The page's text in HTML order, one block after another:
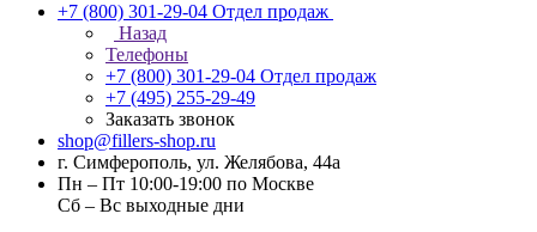
+7 (800) 301-29-04 Отдел продаж
Назад
Телефоны
+7 (800) 301-29-04 Отдел продаж
+7 (495) 255-29-49
Заказать звонок
shop@fillers-shop.ru
г. Симферополь, ул. Желябова, 44а
Пн – Пт 10:00-19:00 по Москве
Сб – Вс выходные дни